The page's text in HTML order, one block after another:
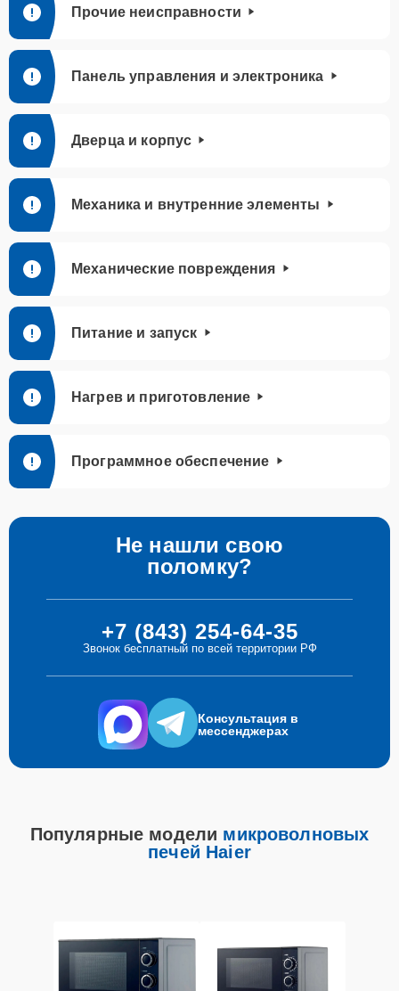
Прочие неисправности
Панель управления и электроника
Дверца и корпус
Механика и внутренние элементы
Механические повреждения
Питание и запуск
Нагрев и приготовление
Программное обеспечение
Не нашли свою
поломку?
+7 (843) 254-64-35
Звонок бесплатный по всей территории РФ
Консультация в
мессенджерах
Популярные модели микроволновых
печей Haier